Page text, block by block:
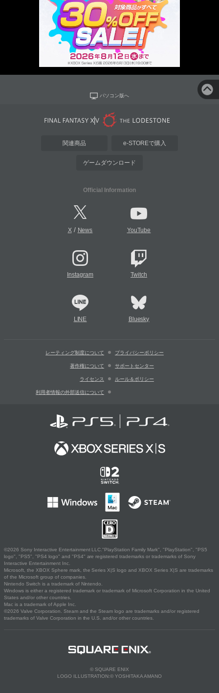
パソコン版へ
関連商品 e-STOREで購入
ゲームダウンロード
Official Information
X/ News YouTube
Instagram Twitch
LINE Bluesky
レーティング制度について プライバシーポリシー
著作権について サポートセンター
ライセンス ルール＆ポリシー
利用者情報の外部送信について
©2026 Sony Interactive Entertainment LLC."PlayStation Family Mark", "PlayStation", "PS5
logo", "PS5", "PS4 logo" and "PS4" are registered trademarks or trademarks of Sony
Interactive Entertainment Inc.
Microsoft, the XBOX Sphere mark, the Series X|S logo and XBOX Series X|S are trademarks
of the Microsoft group of companies.
Nintendo Switch is a trademark of Nintendo.
Windows is either a registered trademark or trademark of Microsoft Corporation in the United
States and/or other countries.
Mac is a trademark of Apple Inc.
©2026 Valve Corporation. Steam and the Steam logo are trademarks and/or registered
trademarks of Valve Corporation in the U.S. and/or other countries.
© SQUARE ENIX
LOGO ILLUSTRATION:© YOSHITAKA AMANO